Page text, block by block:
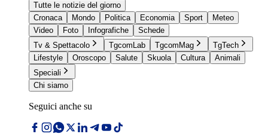
Tutte le notizie del giorno
Cronaca
Mondo Politica Economia Sport
Meteo
Video
Foto Infografiche
Schede
Tv & Spettacolo
TgcomLab TgcomMag
TgTech
Lifestyle
Oroscopo Salute Skuola Cultura
Animali
Speciali
Chi siamo
Seguici anche su